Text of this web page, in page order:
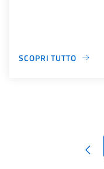
SCOPRI TUTTO